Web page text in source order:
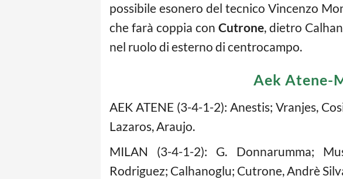
possibile esonero del tecnico Vincenzo
che farà coppia con Cutrone, dietro
nel ruolo di esterno di centrocampo.
Aek Atene-
AEK ATENE (3-4-1-2): Anestis; Vranjes,
Lazaros, Araujo.
MILAN (3-4-1-2): G. Donnarumma;
Rodriguez; Calhanoglu; Cutrone, Andrè